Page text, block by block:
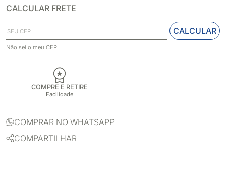
CALCULAR FRETE
CALCULAR
Não sei o meu CEP
COMPRE E RETIRE
Facilidade
COMPRAR NO WHATSAPP
COMPARTILHAR